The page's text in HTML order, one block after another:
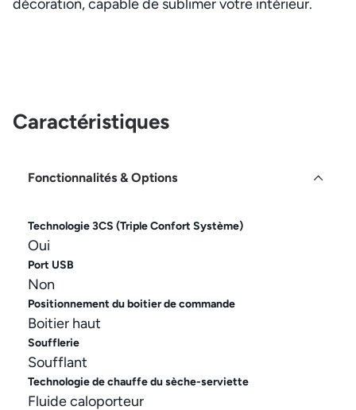
décoration, capable de sublimer votre intérieur.
Caractéristiques
Fonctionnalités & Options
Technologie 3CS (Triple Confort Système)
Oui
Port USB
Non
Positionnement du boitier de commande
Boitier haut
Soufflerie
Soufflant
Technologie de chauffe du sèche-serviette
Fluide caloporteur